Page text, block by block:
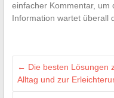
einfacher Kommentar, um
Information wartet überall
← Die besten Lösungen
Alltag und zur